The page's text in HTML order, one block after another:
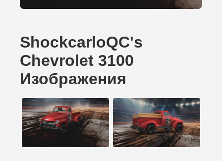
ShockcarloQC's
Chevrolet 3100
Изображения